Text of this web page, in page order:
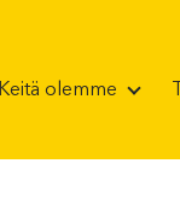
Keitä olemme